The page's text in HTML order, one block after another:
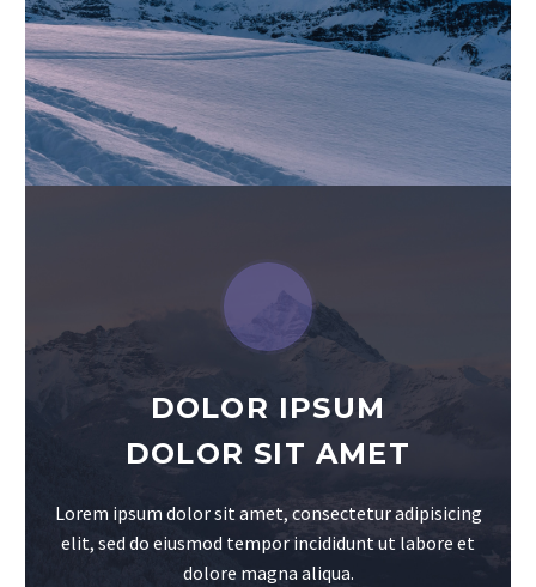
DOLOR IPSUM
DOLOR SIT AMET
Lorem ipsum dolor sit amet, consectetur adipisicing
elit, sed do eiusmod tempor incididunt ut labore et
dolore magna aliqua.